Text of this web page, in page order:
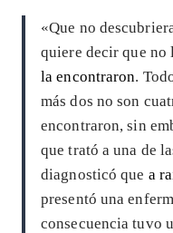
«Que no
quiere decir que
la encontraron.
más dos no son
encontraron, sin
que trató a una de
diagnosticó que a
presentó una
consecuencia tuvo